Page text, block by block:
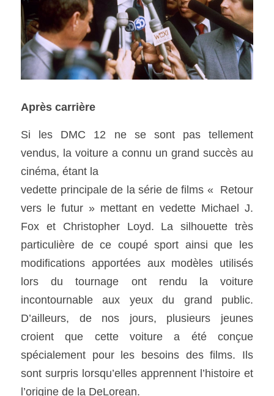
Après carrière
Si les DMC 12 ne se sont pas tellement
vendus, la voiture a connu un grand succès au
cinéma, étant la
vedette principale de la série de films «  Retour
vers le futur » mettant en vedette Michael J.
Fox et Christopher Loyd. La silhouette très
particulière de ce coupé sport ainsi que les
modifications apportées aux modèles utilisés
lors du tournage ont rendu la voiture
incontournable aux yeux du grand public.
D’ailleurs, de nos jours, plusieurs jeunes
croient que cette voiture a été conçue
spécialement pour les besoins des films. Ils
sont surpris lorsqu’elles apprennent l’histoire et
l’origine de la DeLorean.